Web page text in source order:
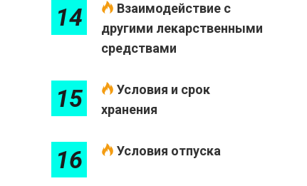
14
Взаимодействие с
другими лекарственными
средствами
15
Условия и срок
хранения
16 Условия отпуска